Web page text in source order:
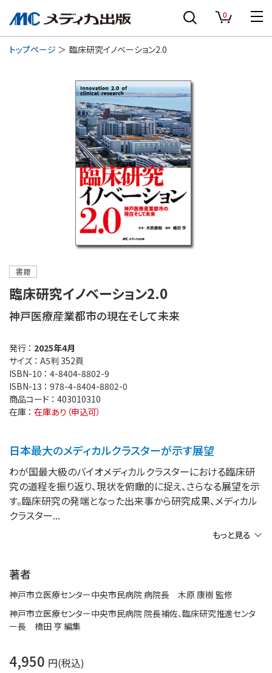
0
トップページ 臨床研究イノベーション2.0
書籍
臨床研究イノベーション2.0
神戸医療産業都市の現在そして未来
発行 ： 2025年4月
サイズ ： A5判 352頁
ISBN-10 ： 4-8404-8802-9
ISBN-13 ： 978-4-8404-8802-0
商品コード ： 403010310
在庫 ： 在庫あり（申込可）
日本最大のメディカルクラスターが示す展望
わが国最大級のバイオメディカルクラスターにおける臨床研
究の道程を振り返り、現状を俯瞰的に捉え、さらなる展望を示
す。臨床研究の発端となった出来事から研究成果、メディカル
クラスター
もっと見る
著者
神戸市立医療センター中央市民病院 病院長 木原 康樹 監修
神戸市立医療センター中央市民病院 院長補佐、臨床研究推進センタ
ー長 橋田 亨 編集
4,950 円(税込)